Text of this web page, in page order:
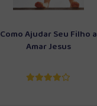
Como Ajudar Seu Filho a
Amar Jesus